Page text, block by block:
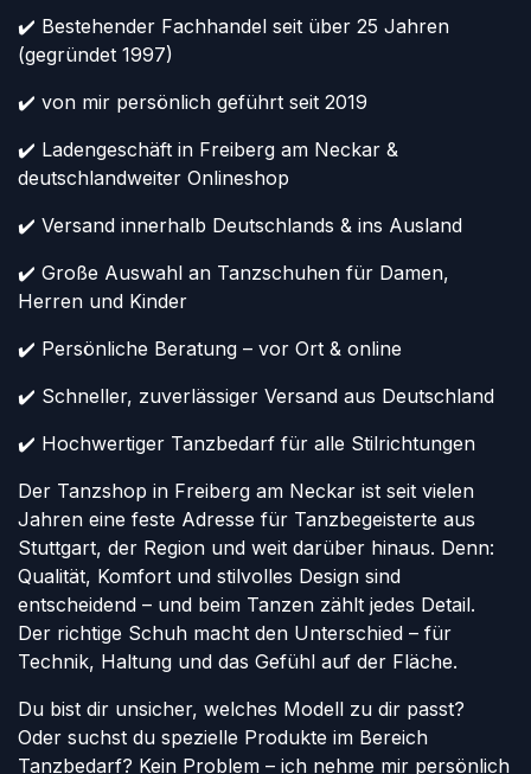
✔️ Bestehender Fachhandel seit über 25 Jahren
(gegründet 1997)
✔️ von mir persönlich geführt seit 2019
✔️ Ladengeschäft in Freiberg am Neckar &
deutschlandweiter Onlineshop
✔️ Versand innerhalb Deutschlands & ins Ausland
✔️ Große Auswahl an Tanzschuhen für Damen,
Herren und Kinder
✔️ Persönliche Beratung – vor Ort & online
✔️ Schneller, zuverlässiger Versand aus Deutschland
✔️ Hochwertiger Tanzbedarf für alle Stilrichtungen
Der Tanzshop in Freiberg am Neckar ist seit vielen
Jahren eine feste Adresse für Tanzbegeisterte aus
Stuttgart, der Region und weit darüber hinaus. Denn:
Qualität, Komfort und stilvolles Design sind
entscheidend – und beim Tanzen zählt jedes Detail.
Der richtige Schuh macht den Unterschied – für
Technik, Haltung und das Gefühl auf der Fläche.
Du bist dir unsicher, welches Modell zu dir passt?
Oder suchst du spezielle Produkte im Bereich
Tanzbedarf? Kein Problem – ich nehme mir persönlich